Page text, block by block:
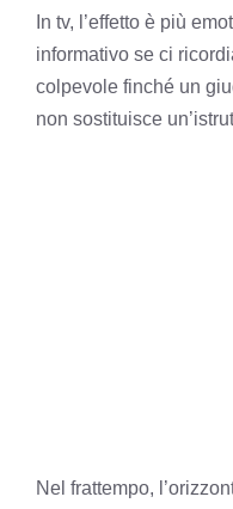
In tv, l’effetto è più
informativo se ci
colpevole finché un
non sostituisce
Nel frattempo,